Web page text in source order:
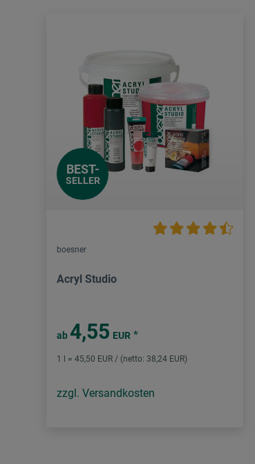
BEST-
SELLER
boesner
Acryl Studio
ab 4,55 EUR *
1 l = 45,50 EUR / (netto: 38,24 EUR)
zzgl. Versandkosten